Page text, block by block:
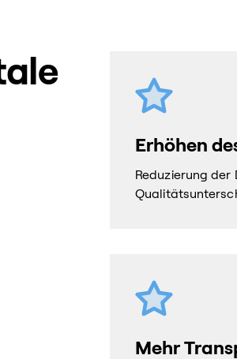
Erhöhen
Reduzierung der
Mehr